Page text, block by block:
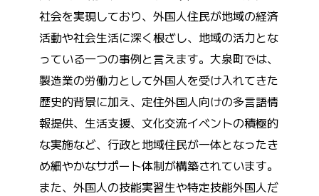
社会を実現しており、外国人住民が地域の経済
活動や社会生活に深く根ざし、地域の活力とな
っている一つの事例と言えます。大泉町では、
製造業の労働力として外国人を受け入れてきた
歴史的背景に加え、定住外国人向けの多言語情
報提供、生活支援、文化交流イベントの積極的
な実施など、行政と地域住民が一体となったき
め細やかなサポート体制が構築されています。
また、外国人の技能実習生や特定技能外国人だ